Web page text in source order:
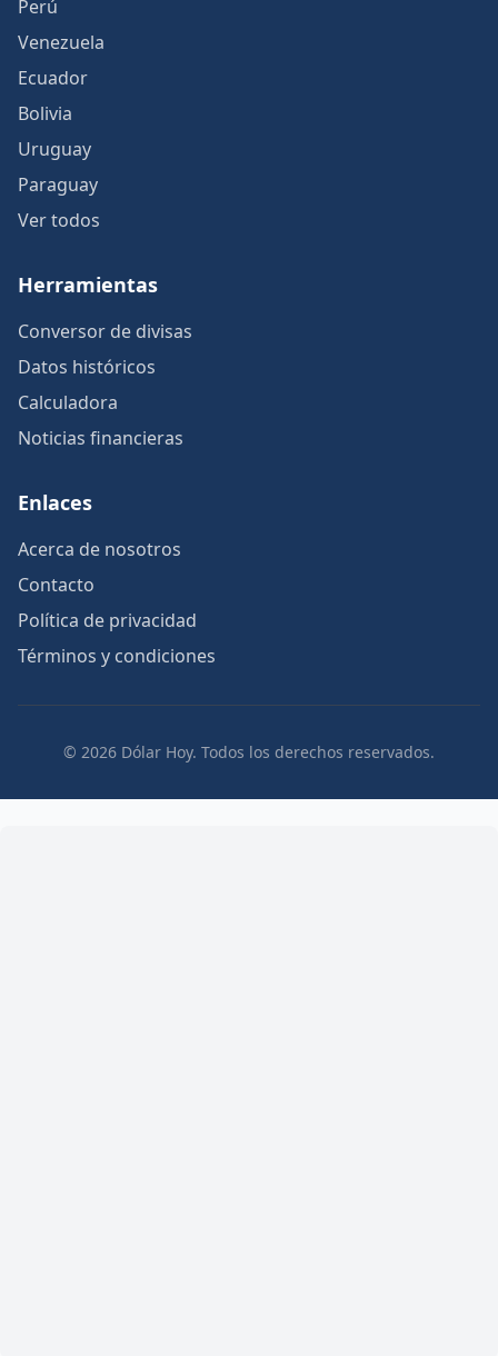
Perú
Venezuela
Ecuador
Bolivia
Uruguay
Paraguay
Ver todos
Herramientas
Conversor de divisas
Datos históricos
Calculadora
Noticias financieras
Enlaces
Acerca de nosotros
Contacto
Política de privacidad
Términos y condiciones
© 2026 Dólar Hoy. Todos los derechos reservados.